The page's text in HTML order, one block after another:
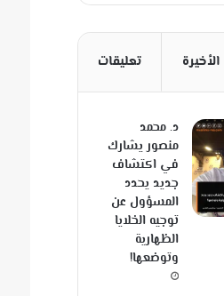
الأخيرة تعليقات
د. محمد
منصور يشارك
في اكتشاف
جديد يحدد
المسؤول عن
توجيه الخلايا
الظهارية
وتوضعها!